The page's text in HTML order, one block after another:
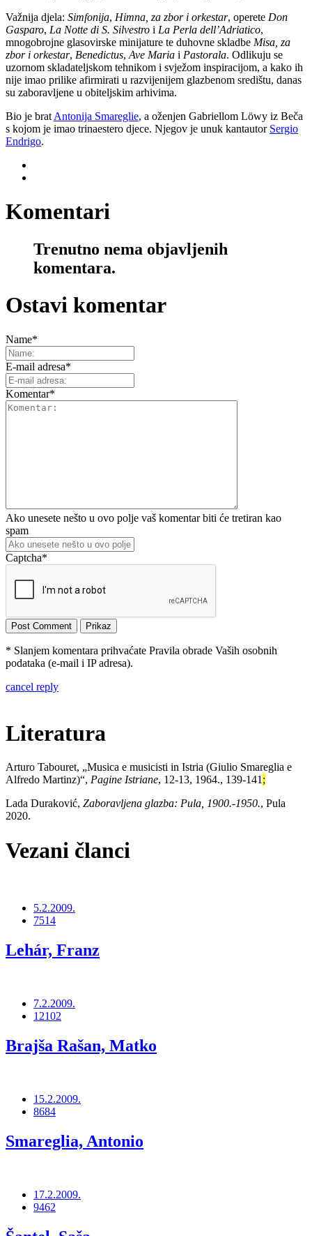
Važnija djela: Simfonija, Himna, za zbor i orkestar, operete Don
Gasparo, La Notte di S. Silvestro i La Perla dell’Adriatico,
mnogobrojne glasovirske minijature te duhovne skladbe Misa, za
zbor i orkestar, Benedictus, Ave Maria i Pastorala. Odlikuju se
uzornom skladateljskom tehnikom i svježom inspiracijom, a kako ih
nije imao prilike afirmirati u razvijenijem glazbenom središtu, danas
su zaboravljene u obiteljskim arhivima.
Bio je brat Antonija Smareglie, a oženjen Gabriellom Löwy iz Beča
s kojom je imao trinaestero djece. Njegov je unuk kantautor Sergio
Endrigo.
Komentari
Trenutno nema objavljenih
komentara.
Ostavi komentar
Name*
E-mail adresa*
Komentar*
Ako unesete nešto u ovo polje vaš komentar biti će tretiran kao
spam
Captcha*
* Slanjem komentara prihvaćate Pravila obrade Vaših osobnih
podataka (e-mail i IP adresa).
cancel reply
Literatura
Arturo Tabouret, „Musica e musicisti in Istria (Giulio Smareglia e
Alfredo Martinz)“, Pagine Istriane, 12-13, 1964., 139-141;
Lada Duraković, Zaboravljena glazba: Pula, 1900.-1950., Pula
2020.
Vezani članci
5.2.2009.
7514
Lehár, Franz
7.2.2009.
12102
Brajša Rašan, Matko
15.2.2009.
8684
Smareglia, Antonio
17.2.2009.
9462